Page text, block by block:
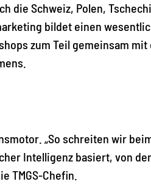
die Schweiz, Polen,
bildet einen
zum Teil gemeinsam
„So schreiten wir
Intelligenz basiert, von
TMGS-Chefin.